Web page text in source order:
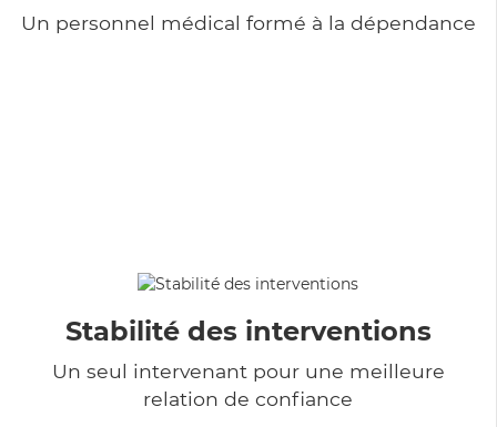
Un personnel médical formé à la dépendance
Stabilité des interventions
Un seul intervenant pour une meilleure
relation de confiance